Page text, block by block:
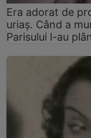
Era adorat de
uriaș. Când a
Parisului l-au